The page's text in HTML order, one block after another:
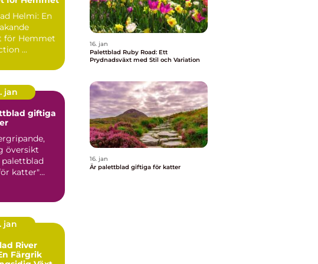
Helmi: En
för Hemmet
Introduction ...
jan
giftiga
översikt
palettblad
katter"
jan
River
Färgrik
16. jan
Palettblad Ruby Road: Ett
Prydnadsväxt med Stil och Variation
16. jan
Är palettblad giftiga för katter